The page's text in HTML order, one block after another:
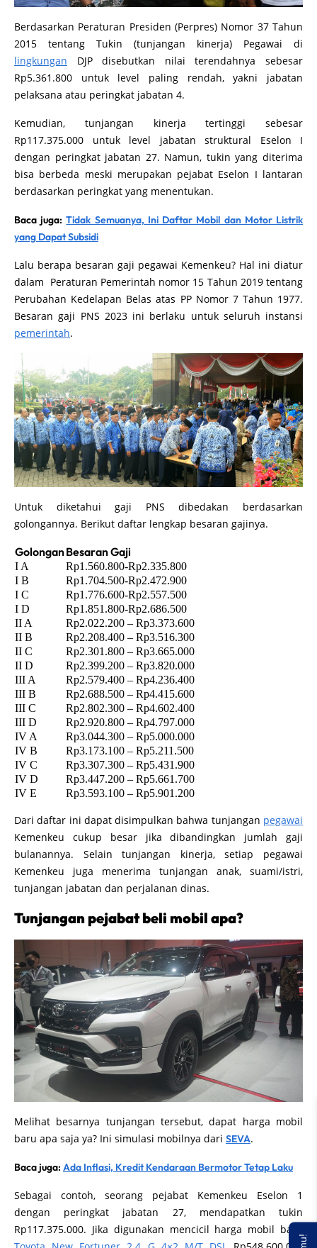
Berdasarkan Peraturan Presiden (Perpres) Nomor 37 Tahun
2015 tentang Tukin (tunjangan kinerja) Pegawai di
lingkungan DJP disebutkan nilai terendahnya sebesar
Rp5.361.800 untuk level paling rendah, yakni jabatan
pelaksana atau peringkat jabatan 4.
Kemudian, tunjangan kinerja tertinggi sebesar
Rp117.375.000 untuk level jabatan struktural Eselon I
dengan peringkat jabatan 27. Namun, tukin yang diterima
bisa berbeda meski merupakan pejabat Eselon I lantaran
berdasarkan peringkat yang menentukan.
Baca juga:Tidak Semuanya, Ini Daftar Mobil dan Motor Listrik
yang Dapat Subsidi
Lalu berapa besaran gaji pegawai Kemenkeu? Hal ini diatur
dalam Peraturan Pemerintah nomor 15 Tahun 2019 tentang
Perubahan Kedelapan Belas atas PP Nomor 7 Tahun 1977.
Besaran gaji PNS 2023 ini berlaku untuk seluruh instansi
pemerintah.
Untuk diketahui gaji PNS dibedakan berdasarkan
golongannya. Berikut daftar lengkap besaran gajinya.
GolonganBesaran Gaji
I A
Rp1.560.800-Rp2.335.800
I B
Rp1.704.500-Rp2.472.900
I C
Rp1.776.600-Rp2.557.500
I D
Rp1.851.800-Rp2.686.500
II A
Rp2.022.200 – Rp3.373.600
II B
Rp2.208.400 – Rp3.516.300
II C
Rp2.301.800 – Rp3.665.000
II D
Rp2.399.200 – Rp3.820.000
III A
Rp2.579.400 – Rp4.236.400
III B
Rp2.688.500 – Rp4.415.600
III C
Rp2.802.300 – Rp4.602.400
III D
Rp2.920.800 – Rp4.797.000
IV A
Rp3.044.300 – Rp5.000.000
IV B
Rp3.173.100 – Rp5.211.500
IV C
Rp3.307.300 – Rp5.431.900
IV D
Rp3.447.200 – Rp5.661.700
IV E
Rp3.593.100 – Rp5.901.200
Dari daftar ini dapat disimpulkan bahwa tunjangan pegawai
Kemenkeu cukup besar jika dibandingkan jumlah gaji
bulanannya. Selain tunjangan kinerja, setiap pegawai
Kemenkeu juga menerima tunjangan anak, suami/istri,
tunjangan jabatan dan perjalanan dinas.
Tunjangan pejabat beli mobil apa?
Melihat besarnya tunjangan tersebut, dapat harga mobil
baru apa saja ya? Ini simulasi mobilnya dari SEVA.
Baca juga: Ada Inflasi, Kredit Kendaraan Bermotor Tetap Laku
Sebagai contoh, seorang pejabat Kemenkeu Eselon 1
dengan peringkat jabatan 27, mendapatkan tukin
Rp117.375.000. Jika digunakan mencicil harga mobil baru